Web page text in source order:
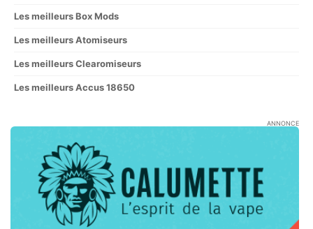
Les meilleurs Box Mods
Les meilleurs Atomiseurs
Les meilleurs Clearomiseurs
Les meilleurs Accus 18650
ANNONCE